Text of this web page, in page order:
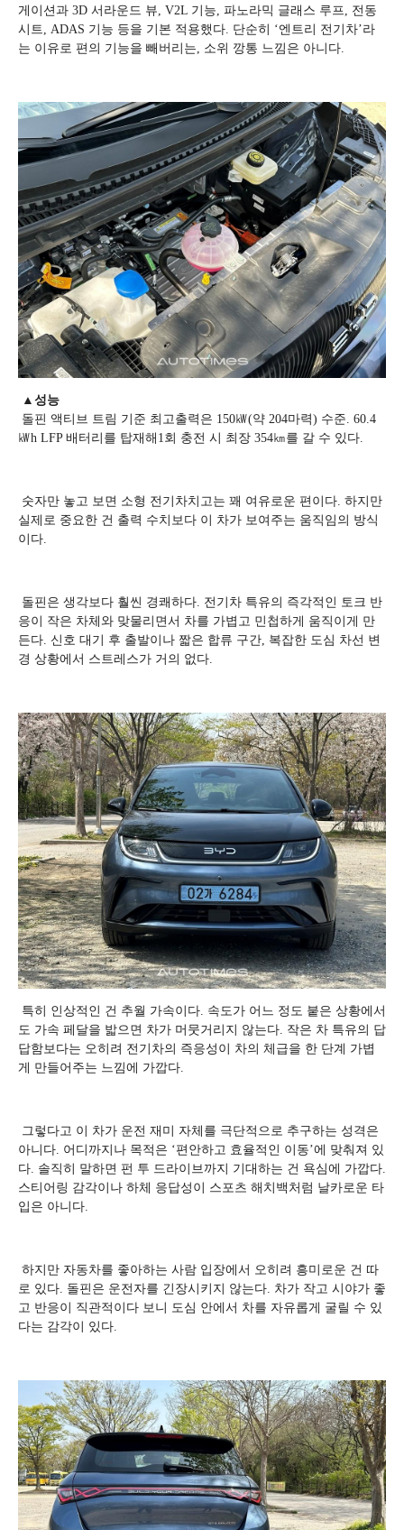
게이션과 3D 서라운드 뷰, V2L 기능, 파노라믹 글래스 루프, 전동
시트, ADAS 기능 등을 기본 적용했다. 단순히 ‘엔트리 전기차’라
는 이유로 편의 기능을 빼버리는, 소위 깡통 느낌은 아니다.
▲성능
돌핀 액티브 트림 기준 최고출력은 150㎾(약 204마력) 수준. 60.4
㎾h LFP 배터리를 탑재해1회 충전 시 최장 354㎞를 갈 수 있다.
숫자만 놓고 보면 소형 전기차치고는 꽤 여유로운 편이다. 하지만
실제로 중요한 건 출력 수치보다 이 차가 보여주는 움직임의 방식
이다.
돌핀은 생각보다 훨씬 경쾌하다. 전기차 특유의 즉각적인 토크 반
응이 작은 차체와 맞물리면서 차를 가볍고 민첩하게 움직이게 만
든다. 신호 대기 후 출발이나 짧은 합류 구간, 복잡한 도심 차선 변
경 상황에서 스트레스가 거의 없다.
특히 인상적인 건 추월 가속이다. 속도가 어느 정도 붙은 상황에서
도 가속 페달을 밟으면 차가 머뭇거리지 않는다. 작은 차 특유의 답
답함보다는 오히려 전기차의 즉응성이 차의 체급을 한 단계 가볍
게 만들어주는 느낌에 가깝다.
그렇다고 이 차가 운전 재미 자체를 극단적으로 추구하는 성격은
아니다. 어디까지나 목적은 ‘편안하고 효율적인 이동’에 맞춰져 있
다. 솔직히 말하면 펀 투 드라이브까지 기대하는 건 욕심에 가깝다.
스티어링 감각이나 하체 응답성이 스포츠 해치백처럼 날카로운 타
입은 아니다.
하지만 자동차를 좋아하는 사람 입장에서 오히려 흥미로운 건 따
로 있다. 돌핀은 운전자를 긴장시키지 않는다. 차가 작고 시야가 좋
고 반응이 직관적이다 보니 도심 안에서 차를 자유롭게 굴릴 수 있
다는 감각이 있다.